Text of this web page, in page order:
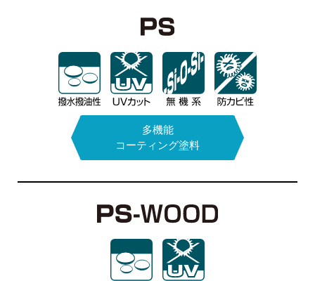
多機能
コーティング塗料
水性アクリル系
1液タイプ
結露防止塗料
カタログPDFはこちら
エポキシモルタル
次亜塩素酸
ナトリウム